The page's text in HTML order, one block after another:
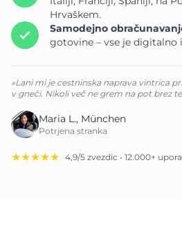
Hrvaškem.
Samodejno
gotovine – vse je digitalno
»Lani mi je cestninska naprava vintrica
v gneči. Nikoli več ne grem na pot brez
Maria L., München
Potrjena stranka
★★★★★ 4,9/5 zvezdic • 12.000+